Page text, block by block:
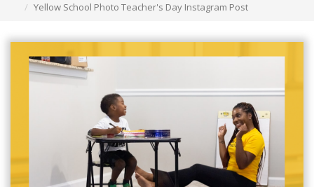
Yellow School Photo Teacher's Day Instagram Post